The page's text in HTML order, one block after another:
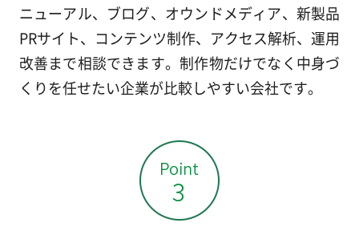
ニューアル、ブログ、オウンドメディア、新製品
PRサイト、コンテンツ制作、アクセス解析、運用
改善まで相談できます。制作物だけでなく中身づ
くりを任せたい企業が比較しやすい会社です。